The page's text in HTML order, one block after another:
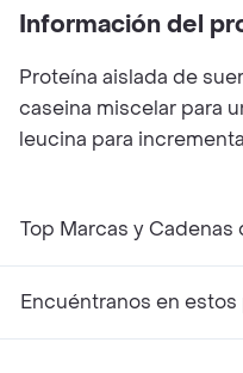
Información del
Proteína aislada de
caseina miscelar para
leucina para
Top Marcas y Cadenas
Encuéntranos en estos